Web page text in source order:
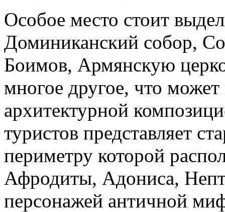
Особое место стоит
Доминиканский собор,
Боимов, Армянскую
многое другое, что
архитектурной
туристов представляет
периметру которой
Афродиты, Адониса,
персонажей античной